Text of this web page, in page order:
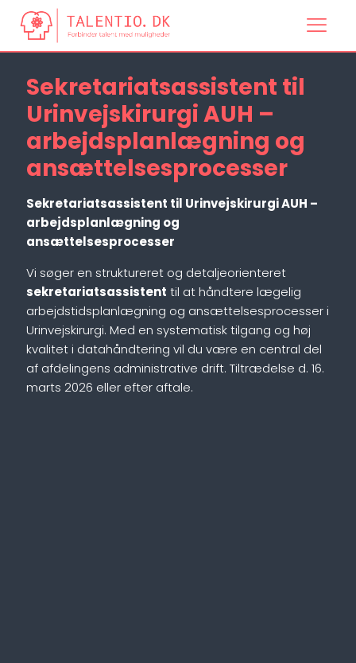
Sekretariatsassistent til
Urinvejskirurgi AUH –
arbejdsplanlægning og
ansættelsesprocesser
Sekretariatsassistent til Urinvejskirurgi AUH –
arbejdsplanlægning og
ansættelsesprocesser
Vi søger en struktureret og detaljeorienteret
sekretariatsassistent til at håndtere lægelig
arbejdstidsplanlægning og ansættelsesprocesser i
Urinvejskirurgi. Med en systematisk tilgang og høj
kvalitet i datahåndtering vil du være en central del
af afdelingens administrative drift. Tiltrædelse d. 16.
marts 2026 eller efter aftale.